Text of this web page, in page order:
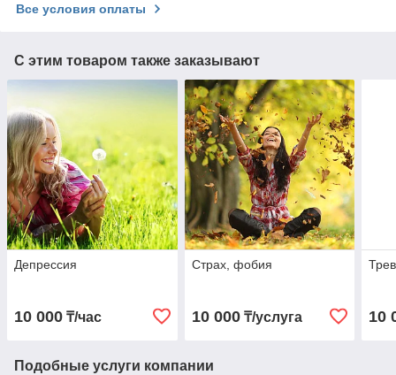
Все условия оплаты
С этим товаром также заказывают
Депрессия
10 000 ₸/час
Страх, фобия
10 000₸/услуга 10
Подобные услуги компании